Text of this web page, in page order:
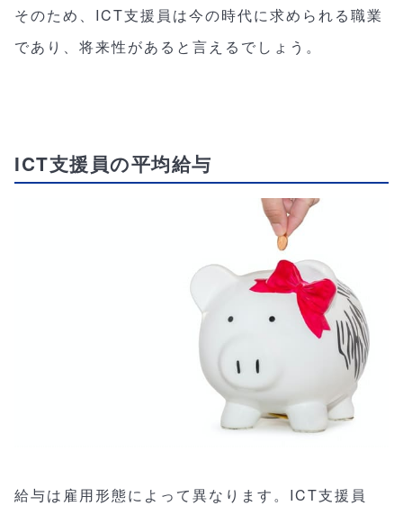
そのため、ICT支援員は今の時代に求められる職業
であり、将来性があると言えるでしょう。
ICT支援員の平均給与
給与は雇用形態によって異なります。ICT支援員